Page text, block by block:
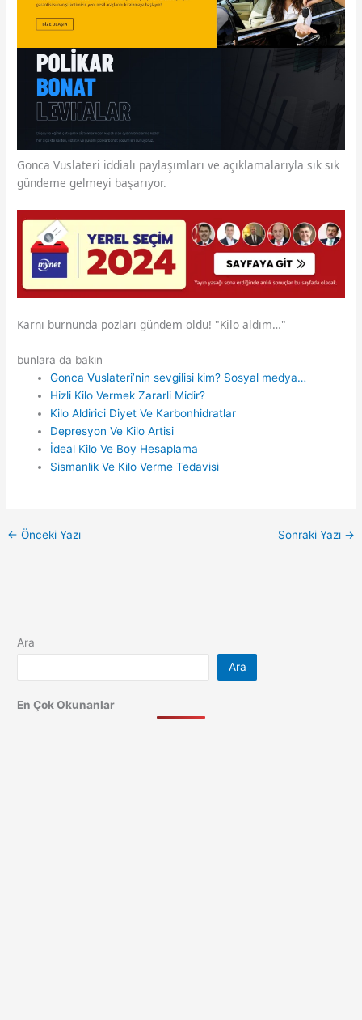
Gonca Vuslateri iddialı paylaşımları ve açıklamalarıyla sık sık
gündeme gelmeyi başarıyor.
Karnı burnunda pozları gündem oldu! "Kilo aldım…"
bunlara da bakın
Gonca Vuslateri’nin sevgilisi kim? Sosyal medya…
Hizli Kilo Vermek Zararli Midir?
Kilo Aldirici Diyet Ve Karbonhidratlar
Depresyon Ve Kilo Artisi
İdeal Kilo Ve Boy Hesaplama
Sismanlik Ve Kilo Verme Tedavisi
← Önceki Yazı Sonraki Yazı →
Ara
Ara
En Çok Okunanlar